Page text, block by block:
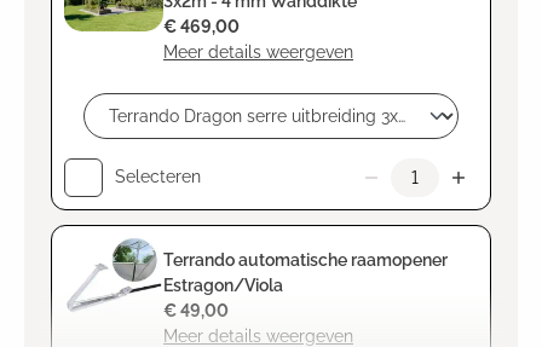
Meer details weergeven
€ 469,00
Selecteren
Terrando automatische raamopener
Estragon/Viola
Meer details weergeven
€ 49,00